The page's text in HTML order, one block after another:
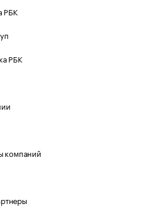
РБК
РБК
компаний